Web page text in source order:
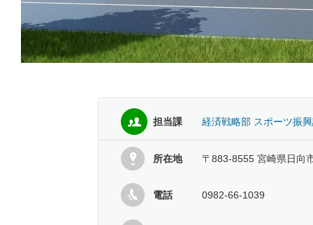
担当課 経済戦略部 スポーツ振
所在地 〒883-8555 宮崎県日向
電話 0982-66-1039